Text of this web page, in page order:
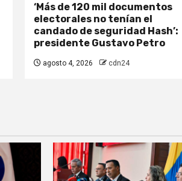
‘Más de 120 mil documentos
electorales no tenían el
candado de seguridad Hash’:
presidente Gustavo Petro
agosto 4, 2026 cdn24